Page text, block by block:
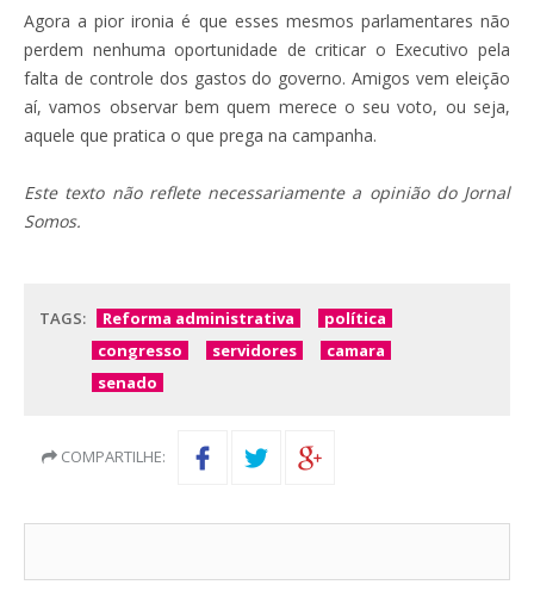
Agora a pior ironia é que esses mesmos parlamentares não
perdem nenhuma oportunidade de criticar o Executivo pela
falta de controle dos gastos do governo. Amigos vem eleição
aí, vamos observar bem quem merece o seu voto, ou seja,
aquele que pratica o que prega na campanha.
Este texto não reflete necessariamente a opinião do Jornal
Somos.
TAGS: Reforma administrativa
política
congresso
servidores
camara
senado
COMPARTILHE: